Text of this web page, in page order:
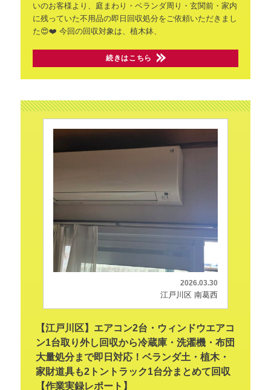
いのお客様より、庭まわり・ベランダ周り・玄関前・家内
に残っていた不用品の即日回収処分をご依頼いただきまし
た😍❤️ 今回の回収対象は、植木鉢、
続きはこちら
2026.03.30
江戸川区 南葛西
【江戸川区】エアコン2台・ウィンドウエアコ
ン1台取り外し回収から冷蔵庫・洗濯機・布団
大量処分まで即日対応！ベランダ土・植木・
家財道具も2トントラック1台分まとめて回収
【作業実録レポート】